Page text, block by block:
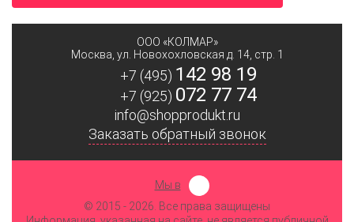
ООО «КОЛМАР»
Москва ул. Новохохловская д. 14, стр. 1
+7 (495) 142 98 19
+7 (925) 072 77 74
info@shopprodukt.ru
Заказать обратный звонок
Мы в
© 2015 - 2026. Все права защищены